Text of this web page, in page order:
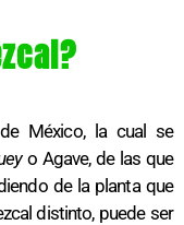
México, la cual se
o Agave, de las que
de la planta que
distinto, puede ser